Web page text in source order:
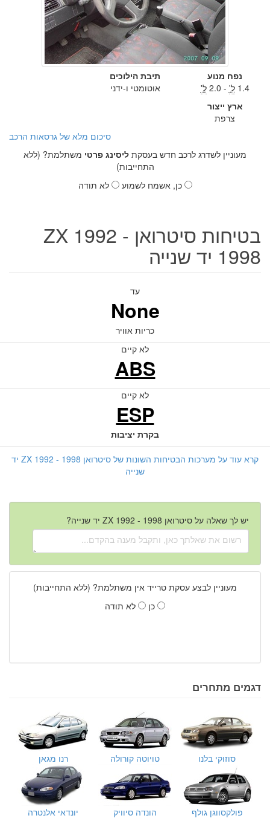
נפח מנוע
1.4 ל' - 2.0 ל'
תיבת הילוכים
אוטומטי ו-ידני
ארץ ייצור
צרפת
סיכום מלא של גרסאות הרכב
מעוניין לשדרג לרכב חדש בעסקת ליסינג פרטי משתלמת? (ללא
התחייבות)
כן, אשמח לשמוע
לא תודה
בטיחות סיטרואן ZX 1992 -
1998 יד שנייה
עד
None
כריות אוויר
לא קיים
ABS
לא קיים
ESP
בקרת יציבות
קרא עוד על מערכות הבטיחות השונות של סיטרואן ZX 1992 - 1998 יד
שנייה
יש לך שאלה על סיטרואן ZX 1992 - 1998 יד שנייה?
מעוניין לבצע עסקת טרייד אין משתלמת? (ללא התחייבות)
כן
לא תודה
דגמים מתחרים
סוזוקי בלנו טויוטה קורולה רנו מגאן
פולקסווגן גולף הונדה סיוויק יונדאי אלנטרה